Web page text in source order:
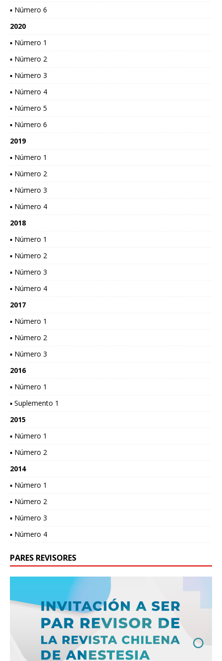
▪ Número 6
2020
▪ Número 1
▪ Número 2
▪ Número 3
▪ Número 4
▪ Número 5
▪ Número 6
2019
▪ Número 1
▪ Número 2
▪ Número 3
▪ Número 4
2018
▪ Número 1
▪ Número 2
▪ Número 3
▪ Número 4
2017
▪ Número 1
▪ Número 2
▪ Número 3
2016
▪ Número 1
▪ Suplemento 1
2015
▪ Número 1
▪ Número 2
2014
▪ Número 1
▪ Número 2
▪ Número 3
▪ Número 4
PARES REVISORES